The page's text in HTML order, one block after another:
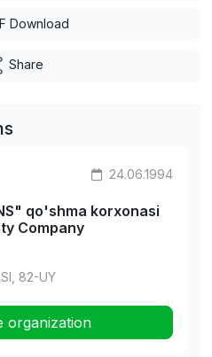
Download
Share
24.06.1994
qo'shma korxonasi
Company
82-UY
organization